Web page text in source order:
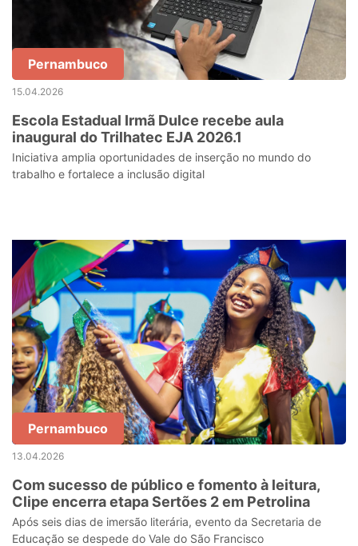
Pernambuco
15.04.2026
Escola Estadual Irmã Dulce recebe aula
inaugural do Trilhatec EJA 2026.1
Iniciativa amplia oportunidades de inserção no mundo do
trabalho e fortalece a inclusão digital
Pernambuco
13.04.2026
Com sucesso de público e fomento à leitura,
Clipe encerra etapa Sertões 2 em Petrolina
Após seis dias de imersão literária, evento da Secretaria de
Educação se despede do Vale do São Francisco